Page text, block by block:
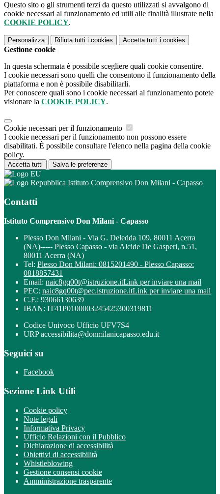
Questo sito o gli strumenti terzi da questo utilizzati si avvalgono di
cookie necessari al funzionamento ed utili alle finalità illustrate nella
COOKIE POLICY.
Personalizza Rifiuta tutti i cookies Accetta tutti i cookies
Gestione cookie
In questa schermata è possibile scegliere quali cookie consentire.
I cookie necessari sono quelli che consentono il funzionamento della
piattaforma e non è possibile disabilitarli.
Per conoscere quali sono i cookie necessari al funzionamento potete
visionare la COOKIE POLICY.
Cookie necessari per il funzionamento
I cookie necessari per il funzionamento non possono essere
disabilitati. È possibile consultare l'elenco nella pagina della cookie
policy.
Accetta tutti Salva le preferenze
Istituto Comprensivo Don Milani - Capasso
Contatti
Istituto Comprensivo Don Milani - Capasso
Plesso Don Milani - Via G. Deledda 109, 80011 Acerra
(NA)----- Plesso Capasso - via Alcide De Gasperi, n.51,
80011 Acerra (NA)
Tel: Plesso Don Milani: 0815201490 - Plesso Capasso:
0818857431
Email: naic8gq00t@istruzione.itLink per inviare una mail
PEC: naic8gq00t@pec.istruzione.itLink per inviare una mail
C.F.: 93066130639
IBAN: IT41P0100003245425300319811
Codice Univoco Ufficio UFV7S4
URP accessibilita@donmilanicapasso.edu.it
Seguici su
Facebook
Sezione Link Utili
Cookie policy
Note legali
Informativa Privacy
Ufficio Relazioni con il Pubblico
Dichiarazione di accessibilità
Obiettivi di accessibilità
Whistleblowing
Gestione consensi cookie
Amministrazione trasparente